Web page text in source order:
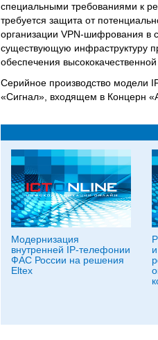
специальными требованиями к
требуется защита от
организации VPN-шифрования в
существующую инфраструктуру
обеспечения
Серийное производство модели
«Сигнал», входящем в Концерн
Модернизация
внутренней IP-телефонии
ФАС России на решения
Eltex